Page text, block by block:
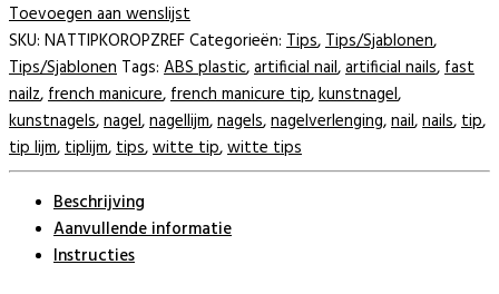
Toevoegen aan wenslijst
SKU: NATTIPKOROPZREFCategorieën: Tips,Tips/Sjablonen,
Tips/Sjablonen Tags: ABS plastic,artificial nail,artificial nails,fast
nailz,french manicure,french manicure tip,kunstnagel,
kunstnagels,nagel,nagellijm,nagels,nagelverlenging,nail,nails,tip,
tip lijm,tiplijm,tips,witte tip,witte tips
Beschrijving
Aanvullende informatie
Instructies